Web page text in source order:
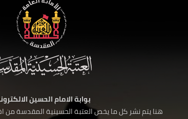
بوابة الامام الحسين
هنا يتم نشر كل ما يخص العتبة الحسينية المقدسة من